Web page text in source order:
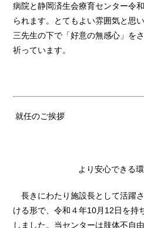
病院と静岡済生会療育センター令
られます。とてもよい雰囲気と思
三先生の下で「好意の無感心」を
祈っています。
就任のご挨拶
より安心できる
長きにわたり施設長として活躍
ける形で、令和４年10月 12日を持
しました。当センターは肢体不自